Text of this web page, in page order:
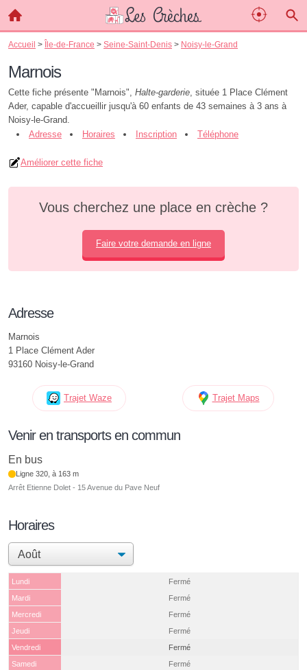
Accueil > Île-de-France > Seine-Saint-Denis > Noisy-le-Grand
Marnois
Cette fiche présente "Marnois", Halte-garderie, située 1 Place Clément
Ader, capable d'accueillir jusqu'à 60 enfants de 43 semaines à 3 ans à
Noisy-le-Grand.
Adresse
Horaires Inscription Téléphone
Améliorer cette fiche
Vous cherchez une place en crèche ?
Faire votre demande en ligne
Adresse
Marnois
1 Place Clément Ader
93160 Noisy-le-Grand
Trajet Waze Trajet Maps
Venir en transports en commun
En bus
Ligne 320, à 163 m
Arrêt Etienne Dolet - 15 Avenue du Pave Neuf
Horaires
Lundi
Fermé
Mardi
Fermé
Mercredi
Fermé
Jeudi
Fermé
Vendredi
Fermé
Samedi
Fermé